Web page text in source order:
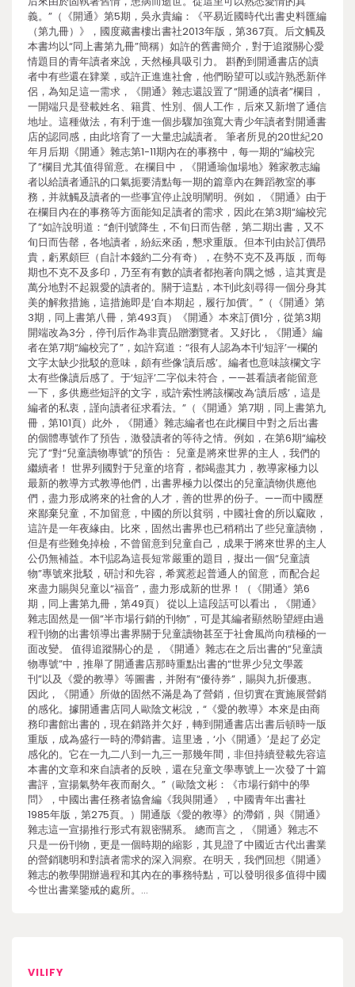
義。”（《開通》第5期，吳永貴編：《平易近國時代出書史料匯編
（第九冊）》，國度藏書樓出書社2013年版，第367頁。后文觸及
本書均以“同上書第九冊”簡稱）如許的舊書簡介，對于追蹤關心愛
情題目的青年讀者來說，天然極具吸引力。 斟酌到開通書店的讀
者中有些還在肄業，或許正進進社會，他們盼望可以或許熟悉新伴
侶，為知足這一需求，《開通》雜志還設置了“開通的讀者”欄目，
一開端只是登載姓名、籍貫、性別、個人工作，后來又新增了通信
地址。這種做法，有利于進一個步驟加強寬大青少年讀者對開通書
店的認同感，由此培育了一大量忠誠讀者。 筆者所見的20世紀20
年月后期《開通》雜志第1-11期內在的事務中，每一期的“編校完
了”欄目尤其值得留意。在欄目中，《開通瑜伽場地》雜家教志編
者以給讀者通訊的口氣扼要清點每一期的篇章內在舞蹈教室的事
務，并就觸及讀者的一些事宜停止說明闡明。例如，《開通》由于
在欄目內在的事務等方面能知足讀者的需求，因此在第3期“編校完
了”如許說明道：“創刊號降生，不旬日而告罄，第二期出書，又不
旬日而告罄，各地讀者，紛紜來函，懇求重版。但本刊由於訂價昂
貴，虧累頗巨（自計本錢約二分有奇），在勢不克不及再版，而每
期也不克不及多印，乃至有有數的讀者都抱著向隅之憾，這其實是
萬分地對不起親愛的讀者的。關于這點，本刊此刻尋得一個分身其
美的解救措施，這措施即是‘自本期起，履行加價’。”（《開通》第
3期，同上書第八冊，第493頁）《開通》本來訂價1分，從第3期
開端改為3分，停刊后作為非賣品贈瀏覽者。又好比，《開通》編
者在第7期“編校完了”，如許寫道：“很有人認為本刊‘短評’一欄的
文字太缺少批駁的意味，頗有些像‘讀后感’。編者也意味該欄文字
太有些像讀后感了。于‘短評’二字似未符合，——甚看讀者能留意
一下，多供應些短評的文字，或許索性將該欄改為‘讀后感’，這是
編者的私衷，謹向讀者征求看法。”（《開通》第7期，同上書第九
冊，第101頁）此外，《開通》雜志編者也在此欄目中對之后出書
的個體專號作了預告，激發讀者的等待之情。例如，在第6期“編校
完了”對“兒童讀物專號”的預告： 兒童是將來世界的主人，我們的
繼續者！ 世界列國對于兒童的培育，都竭盡其力，教導家極力以
最新的教導方式教導他們，出書界極力以傑出的兒童讀物供應他
們，盡力形成將來的社會的人才，善的世界的份子。——而中國歷
來鄙棄兒童，不加留意，中國的所以貧弱，中國社會的所以窳敗，
這許是一年夜緣由。比來，固然出書界也已稍稍出了些兒童讀物，
但是有些難免掉檢，不曾留意到兒童自己，成果于將來世界的主人
公仍無補益。本刊認為這長短常嚴重的題目，擬出一個“兒童讀
物”專號來批駁，研討和先容，希冀惹起普通人的留意，而配合起
來盡力賜與兒童以“福音”，盡力形成新的世界！（《開通》第6
期，同上書第九冊，第49頁） 從以上這段話可以看出，《開通》
雜志固然是一個“半市場行銷的刊物”，可是其編者顯然盼望經由過
程刊物的出書領導出書界關于兒童讀物甚至于社會風尚向積極的一
面改變。 值得追蹤關心的是，《開通》雜志在之后出書的“兒童讀
物專號”中，推舉了開通書店那時重點出書的“世界少兒文學叢
刊”以及《愛的教導》等圖書，并附有“優待券”，賜與九折優惠。
因此，《開通》所做的固然不滿是為了營銷，但切實在實施展營銷
的感化。據開通書店同人歐陰文彬說，“《愛的教導》本來是由商
務印書館出書的，現在銷路并欠好，轉到開通書店出書后頓時一版
重版，成為盛行一時的滯銷書。這里邊，‘小《開通》’是起了必定
感化的。它在一九二八到一九三一那幾年間，非但持續登載先容這
本書的文章和來自讀者的反映，還在兒童文學專號上一次發了十篇
書評，宣揚氣勢年夜而耐久。”（歐陰文彬：《市場行銷中的學
問》，中國出書任務者協會編《我與開通》，中國青年出書社
1985年版，第275頁。）開通版《愛的教導》的滯銷，與《開通》
雜志這一宣揚推行形式有親密關系。 總而言之，《開通》雜志不
只是一份刊物，更是一個時期的縮影，其見證了中國近古代出書業
的營銷聰明和對讀者需求的深入洞察。在明天，我們回想《開通》
雜志的教學開辦過程和其內在的事務特點，可以發明很多值得中國
今世出書業鑒戒的處所。…
VILIFY